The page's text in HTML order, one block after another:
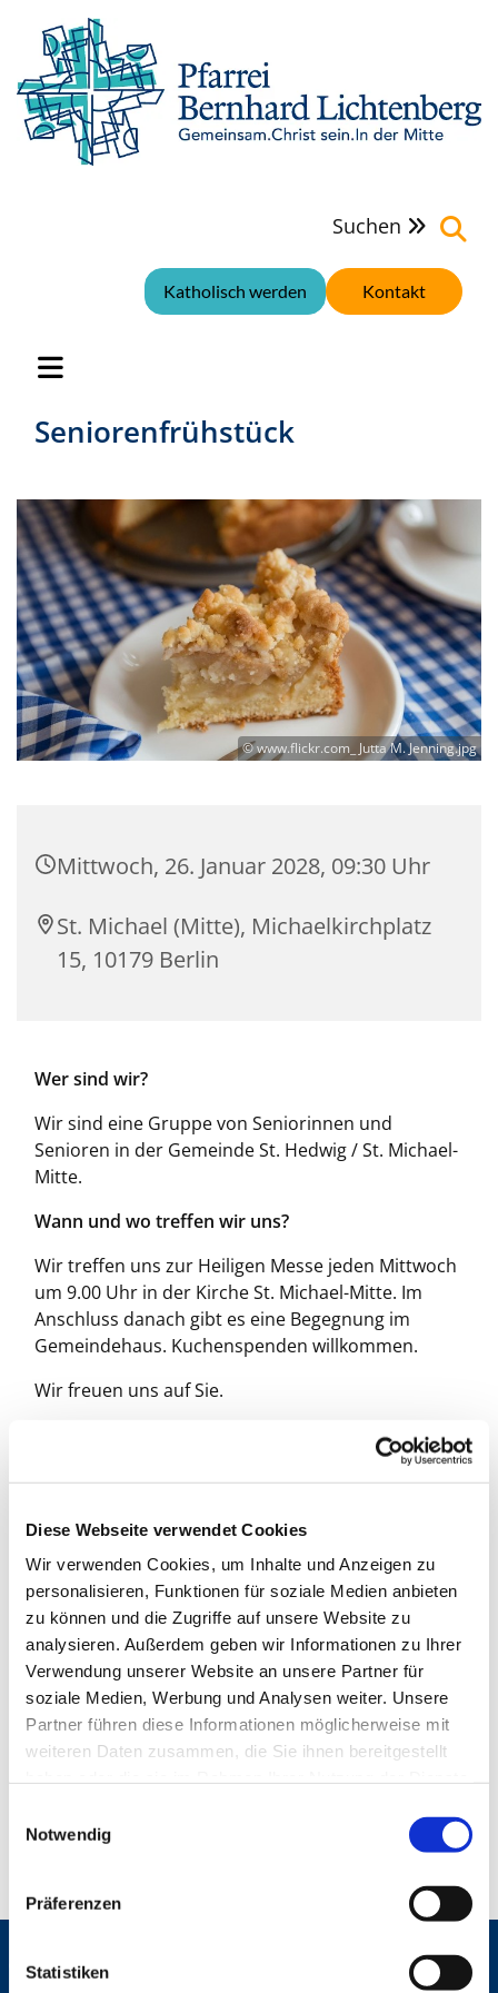
Diese Webseite verwendet Cookies
Wir verwenden Cookies, um Inhalte und Anzeigen zu
personalisieren, Funktionen für soziale Medien anbieten
zu können und die Zugriffe auf unsere Website zu
analysieren. Außerdem geben wir Informationen zu Ihrer
Verwendung unserer Website an unsere Partner für
soziale Medien, Werbung und Analysen weiter. Unsere
Partner führen diese Informationen möglicherweise mit
weiteren Daten zusammen, die Sie ihnen bereitgestellt
i
Notwendig
Präferenzen
Statistiken
Suchen 
Kontakt
Katholisch werden
Seniorenfrühstück
© www.flickr.com_ Jutta M. Jenning.jpg
Mittwoch, 26. Januar 2028, 09:30 Uhr
St. Michael (Mitte), Michaelkirchplatz
15, 10179 Berlin
Wer sind wir?
Wir sind eine Gruppe von Seniorinnen und
Senioren in der Gemeinde St. Hedwig / St. Michael-
Mitte.
Wann und wo treffen wir uns?
Wir treffen uns zur Heiligen Messe jeden Mittwoch
um 9.00 Uhr in der Kirche St. Michael-Mitte. Im
Anschluss danach gibt es eine Begegnung im
Gemeindehaus. Kuchenspenden willkommen.
Wir freuen uns auf Sie.
Gemeinden